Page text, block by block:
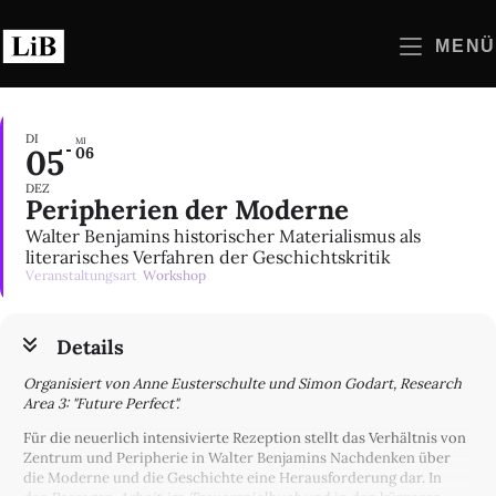
Inhalt
springen
MENÜ
DI
05
DEZ
MI
06
Peripherien der Moderne
Walter Benjamins historischer Materialismus als
literarisches Verfahren der Geschichtskritik
Veranstaltungsart Workshop
Details
Organisiert von Anne Eusterschulte und Simon Godart, Research
Area 3: "Future Perfect".
Für die neuerlich intensivierte Rezeption stellt das Verhältnis von
Zentrum und Peripherie in Walter Benjamins Nachdenken über
die Moderne und die Geschichte eine Herausforderung dar. In